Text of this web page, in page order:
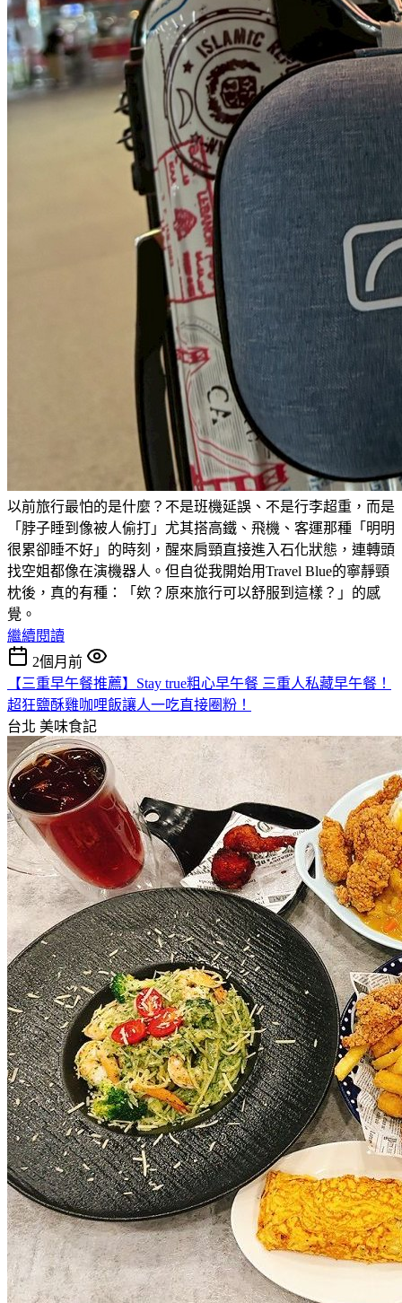
以前旅行最怕的是什麼？不是班機延誤、不是行李超重，而是
「脖子睡到像被人偷打」尤其搭高鐵、飛機、客運那種「明明
很累卻睡不好」的時刻，醒來肩頸直接進入石化狀態，連轉頭
找空姐都像在演機器人。但自從我開始用Travel Blue的寧靜頸
枕後，真的有種：「欸？原來旅行可以舒服到這樣？」的感
覺。
繼續閱讀
2個月前
【三重早午餐推薦】Stay true粗心早午餐 三重人私藏早午餐！
超狂鹽酥雞咖哩飯讓人一吃直接圈粉！
台北 美味食記